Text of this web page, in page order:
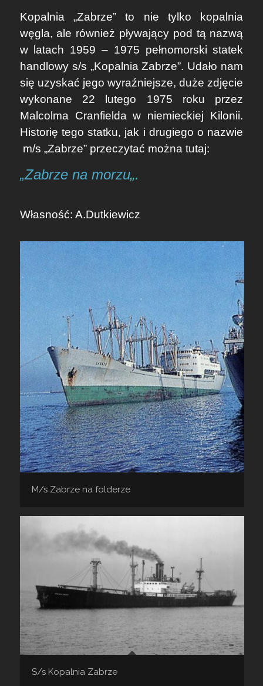
Kopalnia „Zabrze” to nie tylko kopalnia
węgla, ale również pływający pod tą nazwą
w latach 1959 – 1975 pełnomorski statek
handlowy s/s „Kopalnia Zabrze”. Udało nam
się uzyskać jego wyraźniejsze, duże zdjęcie
wykonane 22 lutego 1975 roku przez
Malcolma Cranfielda w niemieckiej Kilonii.
Historię tego statku, jak i drugiego o nazwie
m/s „Zabrze” przeczytać można tutaj:
„Zabrze na morzu„.
Własność: A.Dutkiewicz
M/s Zabrze na folderze
S/s Kopalnia Zabrze